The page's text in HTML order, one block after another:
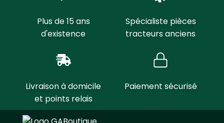
Plus de 15 ans
d'existence
Spécialiste pièces
tracteurs anciens
Livraison à domicile
et points relais
Paiement sécurisé